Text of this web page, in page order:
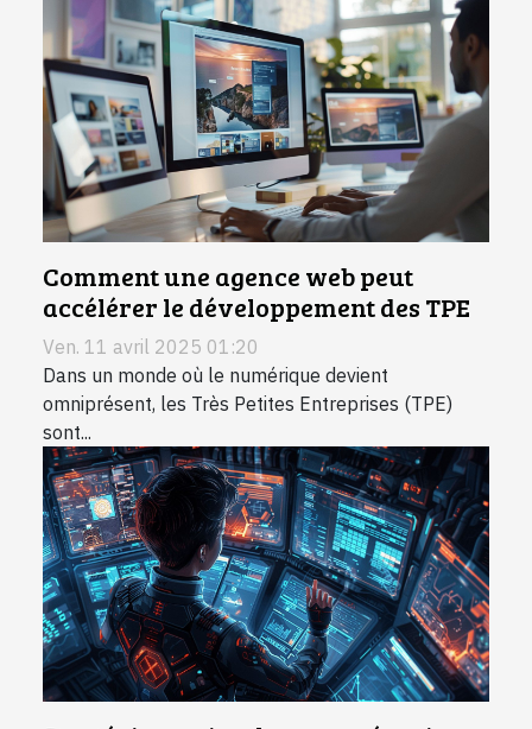
Comment une agence web peut
accélérer le développement des TPE
Ven. 11 avril 2025 01:20
Dans un monde où le numérique devient
omniprésent, les Très Petites Entreprises (TPE)
sont...